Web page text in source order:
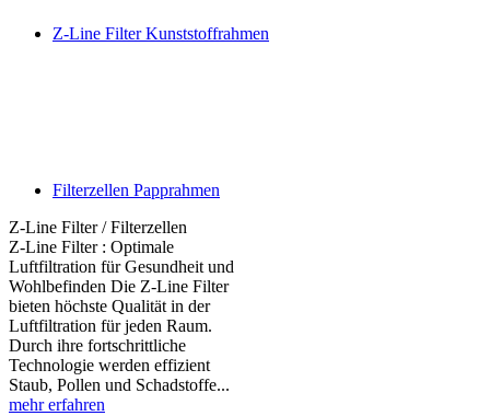
Z-Line Filter Kunststoffrahmen
Filterzellen Papprahmen
Z-Line Filter / Filterzellen
Z-Line Filter : Optimale
Luftfiltration für Gesundheit und
Wohlbefinden Die Z-Line Filter
bieten höchste Qualität in der
Luftfiltration für jeden Raum.
Durch ihre fortschrittliche
Technologie werden effizient
Staub, Pollen und Schadstoffe...
mehr erfahren